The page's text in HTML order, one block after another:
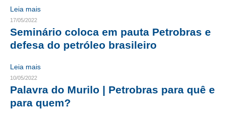
NÚCLEO DA MULHER ENGENHEIRA
TRANSPARÊNCIA
ACORDOS, CONVENÇÕES E DISSÍDIOS
Leia mais
17/05/2022
Seminário coloca em pauta Petrobras e
defesa do petróleo brasileiro
Leia mais
10/05/2022
Palavra do Murilo | Petrobras para quê e
para quem?